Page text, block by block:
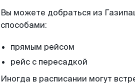
Вы можете добраться из
способами:
прямым рейсом
рейс с пересадкой
Иногда в расписании могут